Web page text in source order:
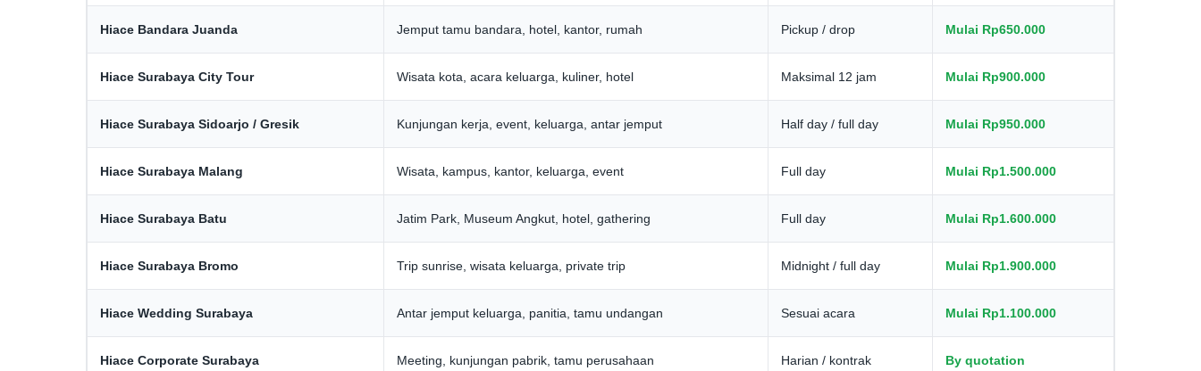
Hiace Bandara Juanda Jemput tamu bandara, hotel, kantor, rumah Pickup / drop Mulai Rp650.000
Hiace Surabaya City Tour Wisata kota, acara keluarga, kuliner, hotel Maksimal 12 jam Mulai Rp900.000
Hiace Surabaya Sidoarjo / Gresik Kunjungan kerja, event, keluarga, antar jemput Half day / full day Mulai Rp950.000
Hiace Surabaya Malang Wisata, kampus, kantor, keluarga, event Full day Mulai Rp1.500.000
Hiace Surabaya Batu Jatim Park, Museum Angkut, hotel, gathering Full day Mulai Rp1.600.000
Hiace Surabaya Bromo Trip sunrise, wisata keluarga, private trip Midnight / full day Mulai Rp1.900.000
Hiace Wedding Surabaya Antar jemput keluarga, panitia, tamu undangan Sesuai acara Mulai Rp1.100.000
Hiace Corporate Surabaya Meeting, kunjungan pabrik, tamu perusahaan Harian / kontrak By quotation